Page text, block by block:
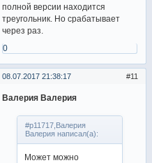
полной версии находится
треугольник. Но срабатывает
через раз.
0
11
08.07.2017 21:38:17
Валерия Валерия
#p11717,Валерия
Валерия написал(а):
Может можно